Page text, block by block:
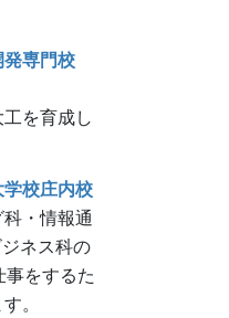
発専門校
を育成し
校庄内校
・情報通
ネス科の
事をするた
。